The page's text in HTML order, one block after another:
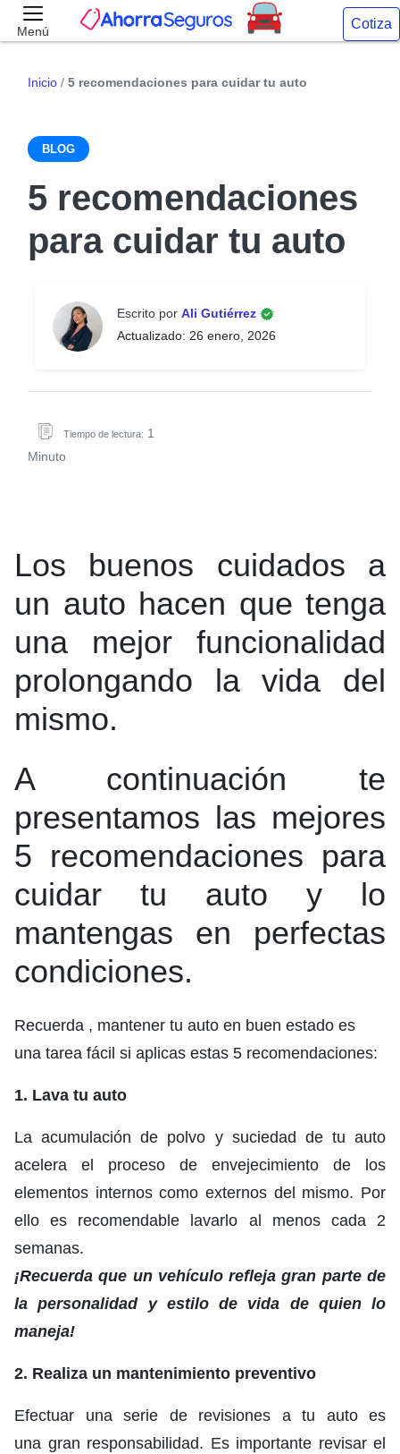
Menú Cotiza
Inicio / 5 recomendaciones para cuidar tu auto
BLOG
5 recomendaciones
para cuidar tu auto
Escrito por Ali Gutiérrez
Actualizado: 26 enero, 2026
Tiempo de lectura: 1
Minuto
Los buenos cuidados a
un auto hacen que tenga
una mejor funcionalidad
prolongando la vida del
mismo.
A continuación te
presentamos las mejores
5 recomendaciones para
cuidar tu auto y lo
mantengas en perfectas
condiciones.
Recuerda , mantener tu auto en buen estado es
una tarea fácil si aplicas estas 5 recomendaciones:
1. Lava tu auto
La acumulación de polvo y suciedad de tu auto
acelera el proceso de envejecimiento de los
elementos internos como externos del mismo. Por
ello es recomendable lavarlo al menos cada 2
semanas.
¡Recuerda que un vehículo refleja gran parte de
la personalidad y estilo de vida de quien lo
maneja!
2. Realiza un mantenimiento preventivo
Efectuar una serie de revisiones a tu auto es
una gran responsabilidad. Es importante revisar el